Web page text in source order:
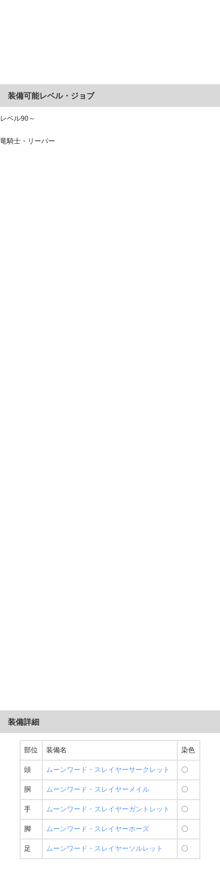
装備可能レベル・ジョブ
レベル90～
竜騎士・リーパー
装備詳細
部位 装備名 染色
頭 ムーンワード・スレイヤーサークレット 〇
胴 ムーンワード・スレイヤーメイル 〇
手 ムーンワード・スレイヤーガントレット 〇
脚 ムーンワード・スレイヤーホーズ 〇
足 ムーンワード・スレイヤーソルレット 〇